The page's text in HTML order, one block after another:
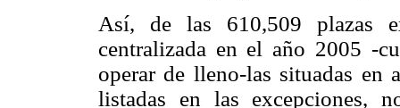
Así, de las 610,509 plazas
centralizada en el año 2005 -
operar de lleno-las situadas en
listadas en las excepciones,